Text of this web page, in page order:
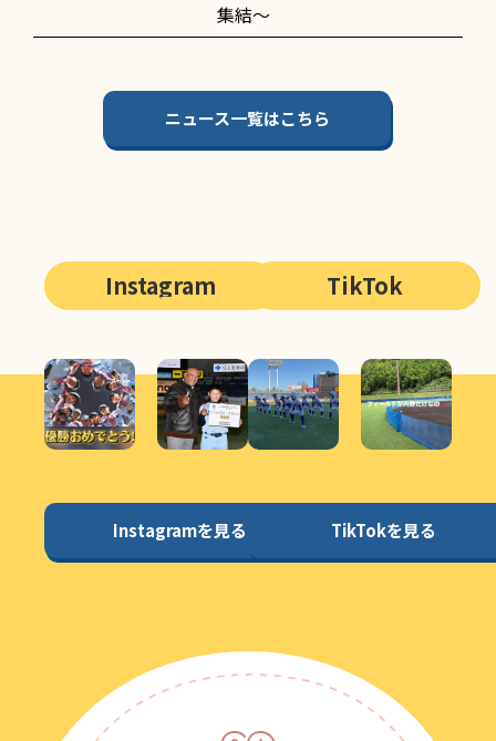
集結〜
ニュース一覧はこちら
Instagram
Instagramを見る
TikTok
TikTokを見る